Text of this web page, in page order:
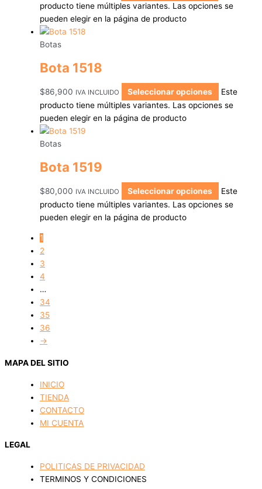
producto tiene múltiples variantes. Las opciones se
pueden elegir en la página de producto
Botas
Bota 1518
$86,900 IVA INCLUIDO Seleccionar opciones
Este
producto tiene múltiples variantes. Las opciones se
pueden elegir en la página de producto
Botas
Bota 1519
$80,000 IVA INCLUIDO Seleccionar opciones
Este
producto tiene múltiples variantes. Las opciones se
pueden elegir en la página de producto
1
2
3
4
…
34
35
36
→
MAPA DEL SITIO
INICIO
TIENDA
CONTACTO
MI CUENTA
LEGAL
POLITICAS DE PRIVACIDAD
TERMINOS Y CONDICIONES